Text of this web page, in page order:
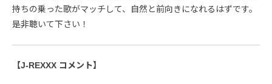
持ちの乗った歌がマッチして、自然と前向きになれるはずです。
是非聴いて下さい！
【J-REXXX コメント】